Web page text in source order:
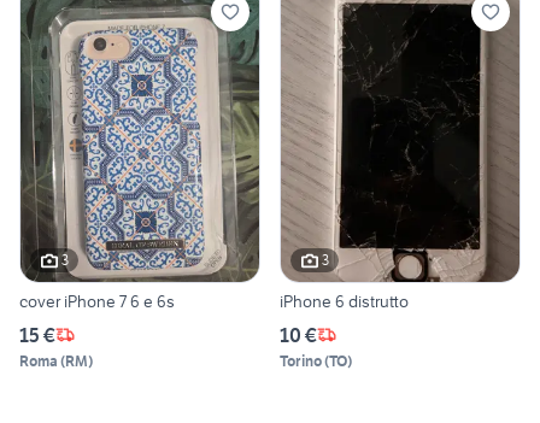
3
cover iPhone 7 6 e 6s
15 €
Roma (RM)
3
iPhone 6 distrutto
10 €
Torino(TO)